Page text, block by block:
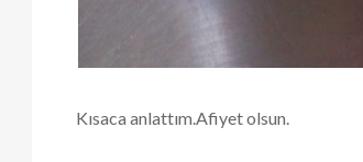
Kısaca anlattım.Afiyet olsun.